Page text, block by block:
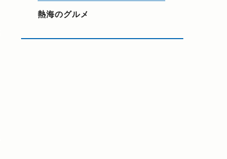
熱海のグルメ